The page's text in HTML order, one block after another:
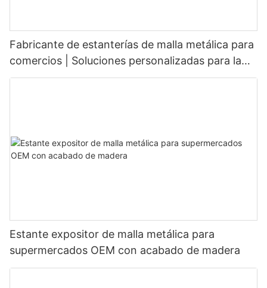
Fabricante de estanterías de malla metálica para
comercios | Soluciones personalizadas para la
exhibición de productos
Estante expositor de malla metálica para
supermercados OEM con acabado de madera